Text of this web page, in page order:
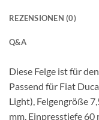
REZENSIONEN (0)
Q&A
Diese Felge ist für
Passend für Fiat
Light), Felgengröße
mm, Einpresstiefe 60